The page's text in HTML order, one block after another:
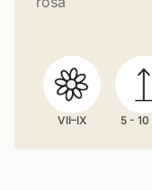
VII–IX 5 - 10